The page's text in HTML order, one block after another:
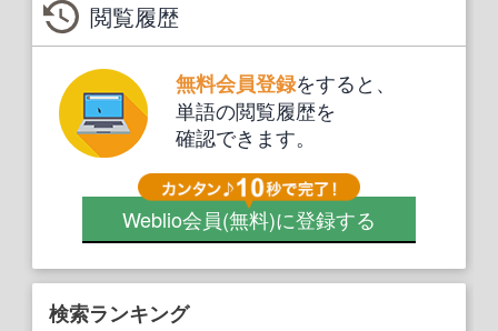
閲覧履歴
無料会員登録をすると、
単語の閲覧履歴を
確認できます。
Weblio会員(無料)に登録する
検索ランキング